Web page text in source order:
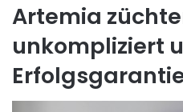
Artemia
unkompliziert